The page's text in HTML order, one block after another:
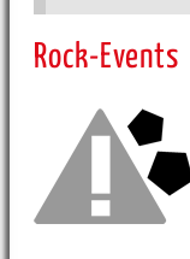
Rock-Events